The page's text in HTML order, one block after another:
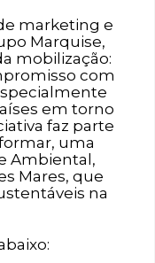
marketing e
Marquise,
mobilização:
com
em torno
faz parte
uma
Ambiental,
Mares, que
na